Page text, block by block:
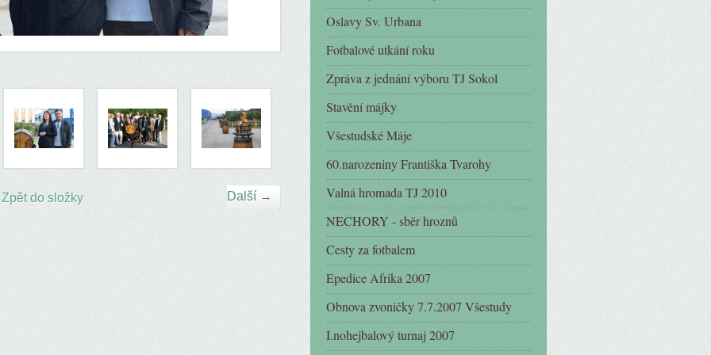
Další →
Zpět do složky
Oslavy Sv. Urbana
Fotbalové utkání roku
Zpráva z jednání výboru TJ Sokol
Stavění májky
Všestudské Máje
60.narozeniny Františka Tvarohy
Valná hromada TJ 2010
NECHORY - sběr hroznů
Cesty za fotbalem
Epedice Afrika 2007
Obnova zvoničky 7.7.2007 Všestudy
I.nohejbalový turnaj 2007